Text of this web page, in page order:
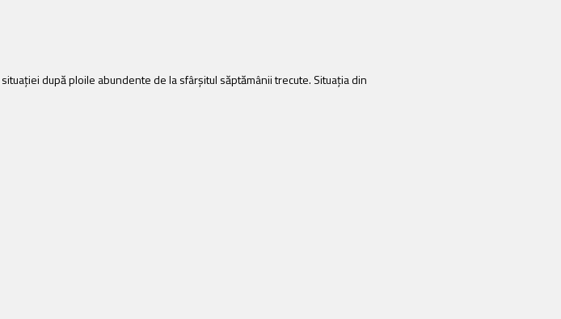
după ploile abundente de la sfârşitul săptămânii trecute. Situația din